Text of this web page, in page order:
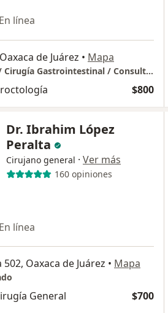
En línea
de Juárez • Mapa
Coloproctología / Cirugía Gastrointestinal / Consultorios Eucaliptos
$800
Dr. Ibrahim López
Peralta
Cirujano general · Ver más
160 opiniones
En línea
Oaxaca de Juárez • Mapa
General $700